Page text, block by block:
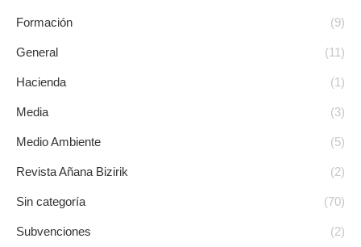
Formación (9)
General (11)
Hacienda (1)
Media (3)
Medio Ambiente (5)
Revista Añana Bizirik (2)
Sin categoría (70)
Subvenciones (2)